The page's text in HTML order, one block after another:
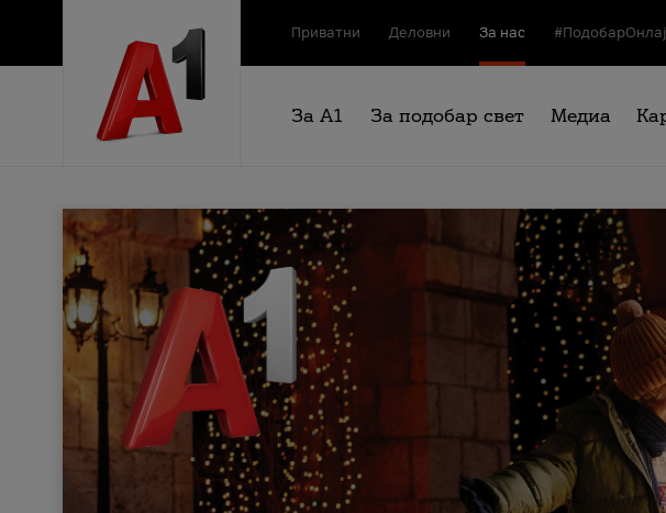
Приватни Деловни За нас
За А1 За подобар свет Медиа